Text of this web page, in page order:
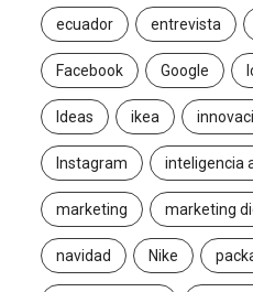
ecuador entrevista
Facebook Google
Ideas ikea
Instagram inteligencia
marketing marketing
navidad Nike